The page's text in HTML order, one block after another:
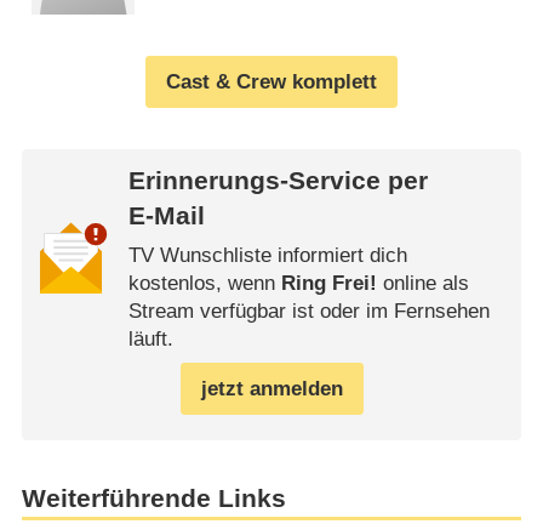
Cast & Crew komplett
Erinnerungs-Service per
E-Mail
TV Wunschliste informiert dich
kostenlos, wenn Ring Frei! online als
Stream verfügbar ist oder im Fernsehen
läuft.
jetzt anmelden
Weiterführende Links